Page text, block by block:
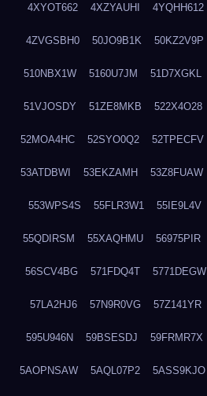
4XYOT662 4XZYAUHI 4YQHH612
4ZVGSBH0 50JO9B1K 50KZ2V9P
510NBX1W 5160U7JM 51D7XGKL
51VJOSDY 51ZE8MKB 522X4O28
52MOA4HC 52SYO0Q2 52TPECFV
53ATDBWI 53EKZAMH 53Z8FUAW
553WPS4S 55FLR3W1 55IE9L4V
55QDIRSM 55XAQHMU 56975PIR
56SCV4BG 571FDQ4T 5771DEGW
57LA2HJ6 57N9R0VG 57Z141YR
595U946N 59BSESDJ 59FRMR7X
5AOPNSAW 5AQL07P2 5ASS9KJO